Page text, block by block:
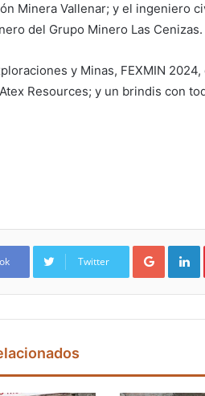
Minera Vallenar; y el ingeniero
del Grupo Minero Las Cenizas.
y Minas, FEXMIN
Resources; y un brindis con
Twitter
Google+